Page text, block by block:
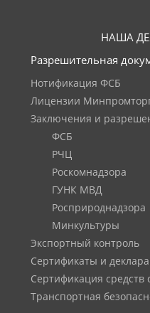
НАША
Разрешительная
Нотификация ФСБ
Лицензии
Заключения и
ФСБ
РЧЦ
Роскомнадзора
ГУНК МВД
Росприроднадзора
Минкультуры
Экспортный контроль
Сертификаты и
Сертификация средств
Транспортная